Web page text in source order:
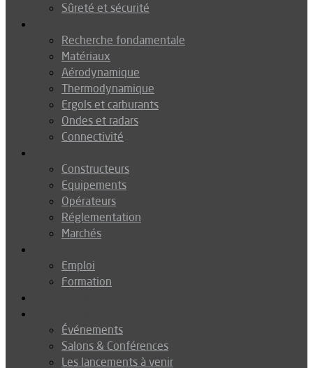
Sûreté et sécurité
Recherche fondamentale
Matériaux
Aérodynamique
Thermodynamique
Ergols et carburants
Ondes et radars
Connectivité
Constructeurs
Equipements
Opérateurs
Réglementation
Marchés
Emploi
Formation
Événements
Salons & Conférences
Les lancements à venir